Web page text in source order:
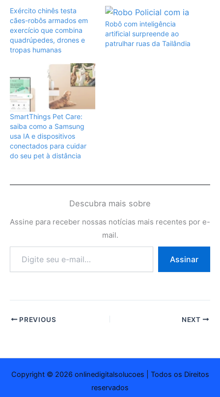
Exército chinês testa
cães-robôs armados em
exercício que combina
quadrúpedes, drones e
tropas humanas
Robô com inteligência
artificial surpreende ao
patrulhar ruas da Tailândia
SmartThings Pet Care:
saiba como a Samsung
usa IA e dispositivos
conectados para cuidar
do seu pet à distância
Descubra mais sobre
Assine para receber nossas notícias mais recentes por e-
mail.
e-
Assinar
PREVIOUS NEXT
Copyright © 2026 onlinedigitalsolucoes | Todos os Direitos
reservados